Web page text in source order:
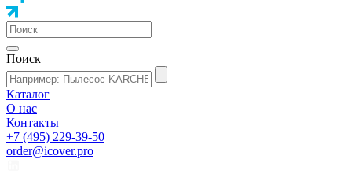
Поиск
Каталог
О нас
Контакты
+7 (495) 229-39-50
order@icover.pro